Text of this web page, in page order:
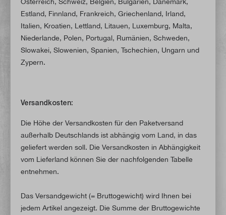
Estland, Finnland, Frankreich, Griechenland, Irland,
Italien, Kroatien, Lettland, Litauen, Luxemburg, Malta,
Niederlande, Polen, Portugal, Rumänien, Schweden,
Slowakei, Slowenien, Spanien, Tschechien, Ungarn und
Zypern.
Versandkosten:
Die Höhe der Versandkosten für den Paketversand
außerhalb Deutschlands ist abhängig vom Land, in das
geliefert werden soll. Die Versandkosten in Abhängigkeit
vom Lieferland können Sie der nachfolgenden Tabelle
entnehmen.
Das Versandgewicht (= Bruttogewicht) wird Ihnen bei
jedem Artikel angezeigt. Die Summe der Bruttogewichte